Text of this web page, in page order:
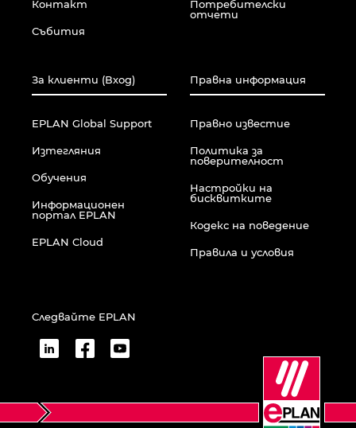
Контакт
Събития
Потребителски
отчети
За клиенти (Вход)
EPLAN Global Support
Изтегляния
Обучения
Информационен
портал EPLAN
EPLAN Cloud
Правна информация
Правно известие
Политика за
поверителност
Настройки на
бисквитките
Кодекс на поведение
Правила и условия
Следвайте EPLAN
Португалия
Словакия
Словения
Тайланд
Турция